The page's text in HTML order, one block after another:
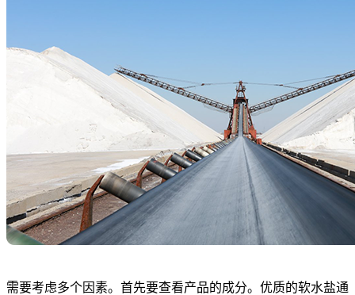
需要考虑多个因素。首先要查看产品的成分。优质的软水盐通